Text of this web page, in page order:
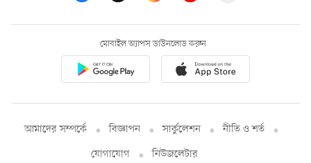
মোবাইল অ্যাপস ডাউনলোড করুন
আমাদের সম্পর্কে বিজ্ঞাপন সার্কুলেশন
নীতি ও শর্ত
যোগাযোগ
নিউজলেটার